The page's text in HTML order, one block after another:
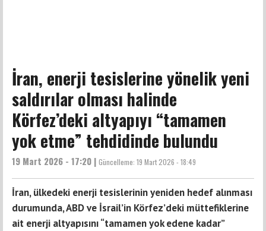
İran, enerji tesislerine yönelik yeni
saldırılar olması halinde
Körfez’deki altyapıyı “tamamen
yok etme” tehdidinde bulundu
19 Mart 2026 - 17:20 | Güncelleme: 19 Mart 2026 - 18:49
İran, ülkedeki enerji tesislerinin yeniden hedef alınması
durumunda, ABD ve İsrail’in Körfez’deki müttefiklerine
ait enerji altyapısını “tamamen yok edene kadar”